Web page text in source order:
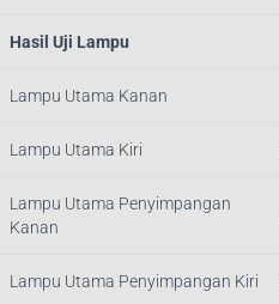
Hasil Uji Lampu
Lampu Utama Kanan
Lampu Utama Kiri
Lampu Utama Penyimpangan
Kanan
Lampu Utama Penyimpangan Kiri